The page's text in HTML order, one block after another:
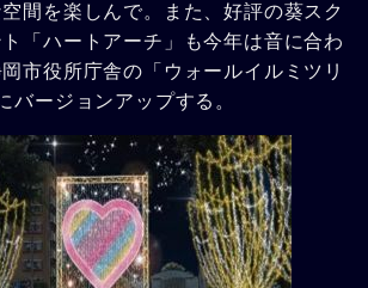
間を楽しんで。また、好評の葵スク
「ハートアーチ」も今年は音に合わ
市役所庁舎の「ウォールイルミツリ
バージョンアップする。